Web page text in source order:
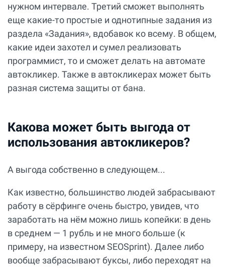
нужном интервале. Третий сможет выполнять
еще какие-то простые и однотипные задания из
раздела «Задания», вдобавок ко всему. В общем,
какие идеи захотел и сумел реализовать
программист, то и сможет делать на автомате
автокликер. Также в автокликерах может быть
разная система защиты от бана.
Какова может быть выгода от
использования автокликеров?
А выгода собственно в следующем...
Как известно, большинство людей забрасывают
работу в сёрфинге очень быстро, увидев, что
заработать на нём можно лишь копейки: в день
в среднем — 1 рубль и не много больше (к
примеру, на известном SEOSprint). Далее либо
вообще забрасывают буксы, либо переходят на